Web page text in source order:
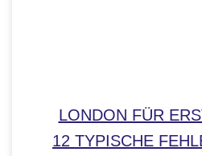
LONDON FÜR
12 TYPISCHE